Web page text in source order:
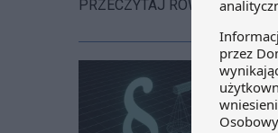
PRZECZYTAJ RÓWNIEŻ: